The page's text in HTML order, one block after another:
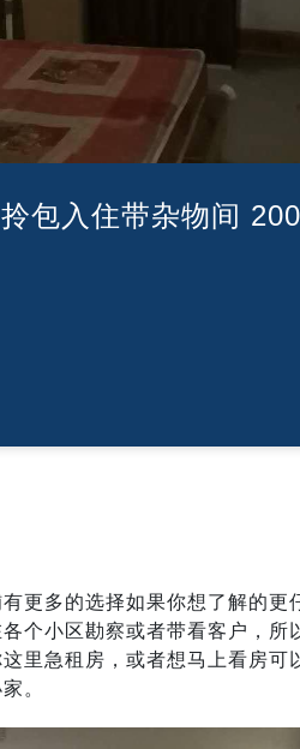
包入住带杂物间
更多的选择如果你想了解的更
个小区勘察或者带看客户，所
里急租房，或者想马上看房可
。